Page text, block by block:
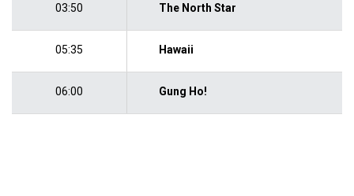
03:50 The North Star
05:35 Hawaii
06:00 Gung Ho!